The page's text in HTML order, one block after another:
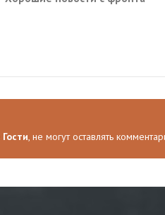
Гости, не могут оставлять